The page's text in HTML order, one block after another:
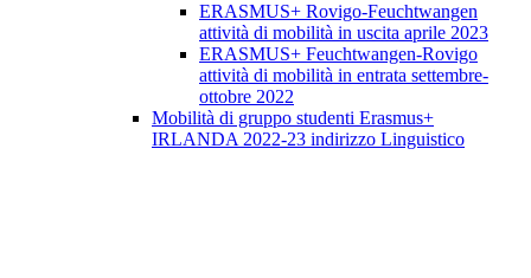
ERASMUS+ Rovigo-Feuchtwangen
attività di mobilità in uscita aprile 2023
ERASMUS+ Feuchtwangen-Rovigo
attività di mobilità in entrata settembre-
ottobre 2022
Mobilità di gruppo studenti Erasmus+
IRLANDA 2022-23 indirizzo Linguistico